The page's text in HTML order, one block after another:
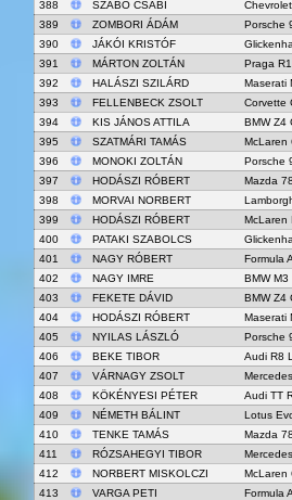
388 SZABÓ CSABI
389
ZOMBORI ÁDÁM
Porsche
390
JÁKÓI KRISTÓF
391
MÁRTON ZOLTÁN
Praga R1
392
HALÁSZI SZILÁRD
Maserati
393
FELLENBECK ZSOLT
Corvette
394
KIS JÁNOS ATTILA
BMW Z4
395
SZATMÁRI TAMÁS
McLaren
396
MONOKI ZOLTÁN
Porsche
397
HODÁSZI RÓBERT
Mazda
398
MORVAI NORBERT
399
HODÁSZI RÓBERT
McLaren
400
PATAKI SZABOLCS
401
NAGY RÓBERT
Formula
402
NAGY IMRE
BMW M3
403
FEKETE DÁVID
BMW Z4
404
HODÁSZI RÓBERT
Maserati
405
NYILAS LÁSZLÓ
Porsche
406
BEKE TIBOR
Audi R8
407
VÁRNAGY ZSOLT
408
KÖKÉNYESI PÉTER
Audi TT
409
NÉMETH BÁLINT
Lotus
410
TENKE TAMÁS
Mazda
411
RÓZSAHEGYI TIBOR
412
NORBERT MISKOLCZI
McLaren
413
VARGA PETI
Formula